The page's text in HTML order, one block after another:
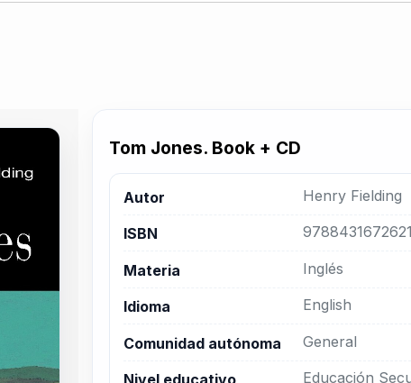
Tom Jones. Book + CD
Autor Henry Fielding
ISBN 9788431672621
Materia Inglés
Idioma English
Comunidad autónoma General
Educación